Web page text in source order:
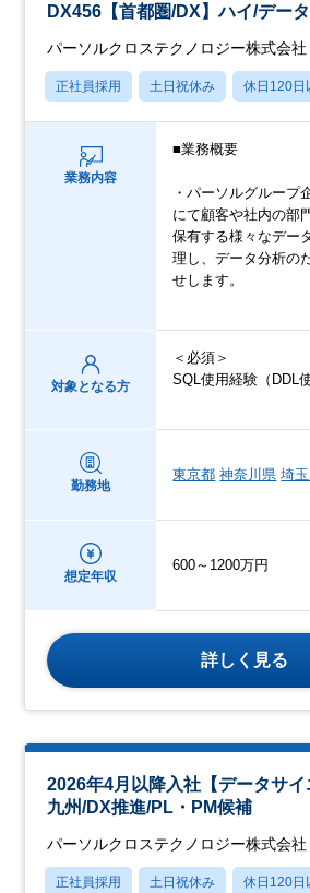
DX456【首都圏/DX】ハイ/デー
パーソルクロステクノロジー株式会社
正社員採用 土日祝休み 休日120日
業務内容
■業務概要
・パーソルグループ
にて顧客や社内の部
保有する様々なデー
理し、データ分析の
せします。
対象となる方
＜必須＞
SQL使用経験（DDL
勤務地
東京都 神奈川県 埼
想定年収
600～1200万円
詳しく見る
2026年4月以降入社【データサイ
九州/DX推進/PL・PM候補
パーソルクロステクノロジー株式会社
正社員採用 土日祝休み 休日120日